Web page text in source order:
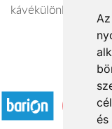
és
kávékülönlegességek